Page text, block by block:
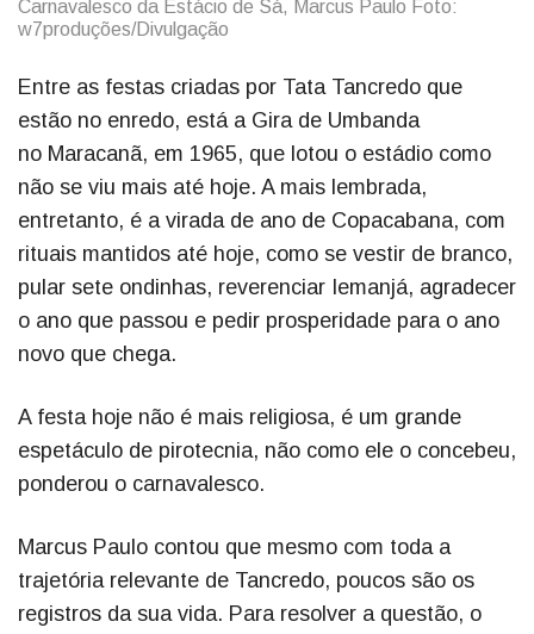
Carnavalesco da Estácio de Sá, Marcus Paulo Foto:
w7produções/Divulgação
Entre as festas criadas por Tata Tancredo que
estão no enredo, está a Gira de Umbanda
no Maracanã, em 1965, que lotou o estádio como
não se viu mais até hoje. A mais lembrada,
entretanto, é a virada de ano de Copacabana, com
rituais mantidos até hoje, como se vestir de branco,
pular sete ondinhas, reverenciar Iemanjá, agradecer
o ano que passou e pedir prosperidade para o ano
novo que chega.
A festa hoje não é mais religiosa, é um grande
espetáculo de pirotecnia, não como ele o concebeu,
ponderou o carnavalesco.
Marcus Paulo contou que mesmo com toda a
trajetória relevante de Tancredo, poucos são os
registros da sua vida. Para resolver a questão, o